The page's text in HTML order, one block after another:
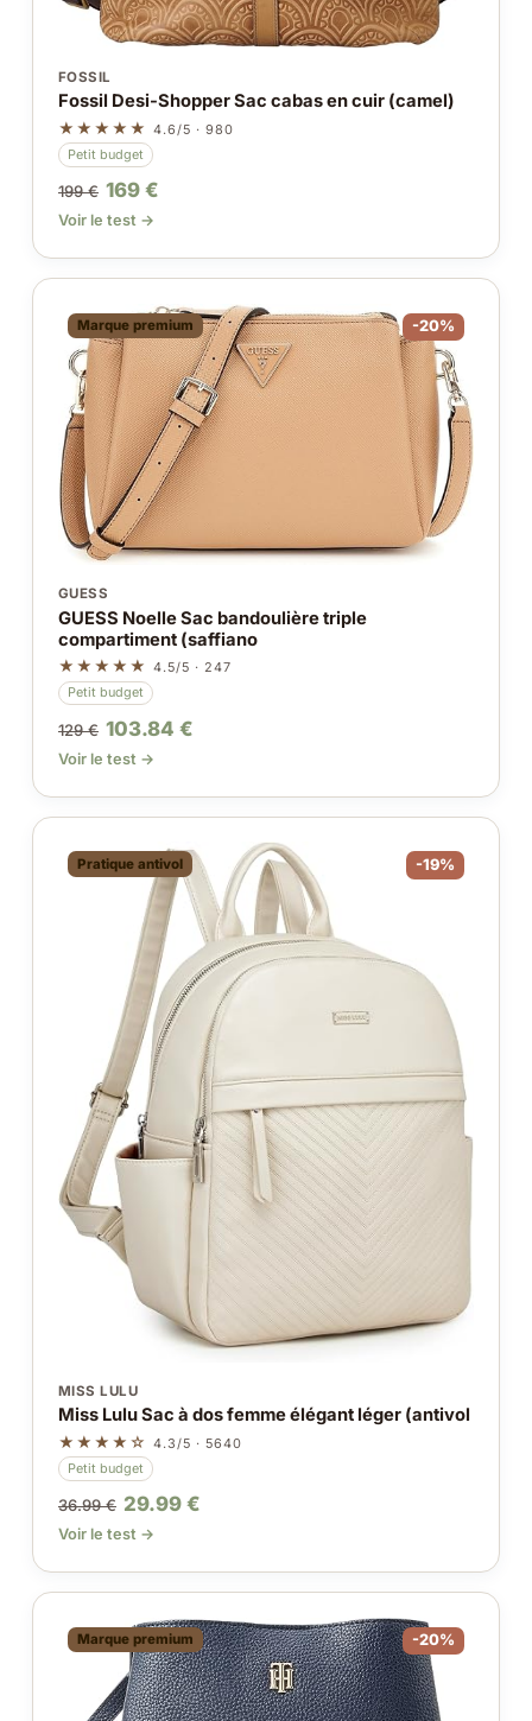
FOSSIL
Fossil Desi-Shopper Sac cabas en cuir (camel)
★★★★★ 4.6/5 · 980
Petit budget
199 € 169 €
Voir le test →
Marque premium -20%
GUESS
GUESS Noelle Sac bandoulière triple
compartiment (saffiano
★★★★★ 4.5/5 · 247
Petit budget
129 € 103.84 €
Voir le test →
Pratique antivol -19%
MISS LULU
Miss Lulu Sac à dos femme élégant léger (antivol
★★★★☆ 4.3/5 · 5640
Petit budget
36.99 € 29.99 €
Voir le test →
Marque premium -20%